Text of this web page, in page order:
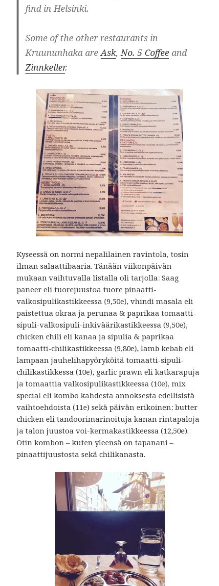
find in Helsinki.
Some of the other restaurants in
Kruununhaka areAsk,No. 5 Coffee and
Zinnkeller.
Kyseessä on normi nepalilainen ravintola, tosin
ilman salaattibaaria. Tänään viikonpäivän
mukaan vaihtuvalla listalla oli tarjolla: Saag
paneer eli tuorejuustoa tuore pinaatti-
valkosipulikastikkeessa (9,50e), vhindi masala eli
paistettua okraa ja perunaa & paprikaa tomaatti-
sipuli-valkosipuli-inkiväärikastikkeessa (9,50e),
chicken chili eli kanaa ja sipulia & paprikaa
tomaatti-chilikastikkeessa (9,80e), lamb kebab eli
lampaan jauhelihapyöryköitä tomaatti-sipuli-
chilikastikkessa (10e), garlic prawn eli katkarapuja
ja tomaattia valkosipulikastikkeessa (10e), mix
special eli kombo kahdesta annoksesta edellisistä
vaihtoehdoista (11e) sekä päivän erikoinen: butter
chicken eli tandoorimarinoituja kanan rintapaloja
ja talon juustoa voi-kermakastikkeessa (12,50e).
Otin kombon – kuten yleensä on tapanani –
pinaattijuustosta sekä chilikanasta.